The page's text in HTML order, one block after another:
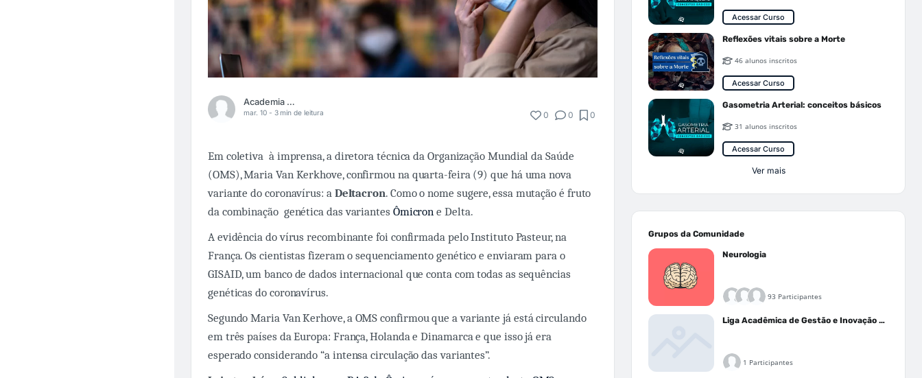
Academia Médica
mar. 10 - 3 min de leitura 0 0 0
Em coletiva à imprensa, a diretora técnica da Organização Mundial da Saúde
(OMS), Maria Van Kerkhove, confirmou na quarta-feira (9) que há uma nova
variante do coronavírus: a Deltacron. Como o nome sugere, essa mutação é fruto
da combinação genética das variantes Ômicron e Delta.
A evidência do vírus recombinante foi confirmada pelo Instituto Pasteur, na
França. Os cientistas fizeram o sequenciamento genético e enviaram para o
GISAID, um banco de dados internacional que conta com todas as sequências
genéticas do coronavírus.
Segundo Maria Van Kerhove, a OMS confirmou que a variante já está circulando
em três países da Europa: França, Holanda e Dinamarca e que isso já era
esperado considerando “a intensa circulação das variantes”.
Acessar Curso
Reflexões vitais sobre a Morte
46 alunos inscritos
Acessar Curso
Gasometria Arterial: conceitos básicos
31 alunos inscritos
Acessar Curso
Ver mais
Grupos da Comunidade
Neurologia
93 Participantes
Liga Acadêmica de Gestão e Inovação Médica - LAGIM
1 Participantes